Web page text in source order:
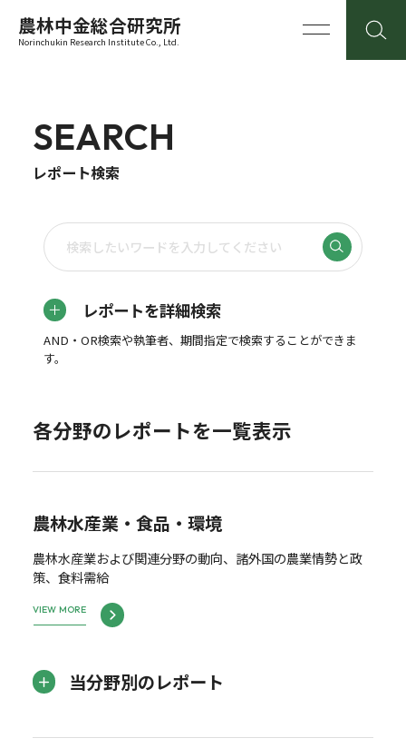
農林中金総合研究所
Norinchukin Research Institute Co., Ltd.
SEARCH
レポート検索
レポートを詳細検索
AND・OR検索や執筆者、期間指定で検索することができま
す。
各分野のレポートを一覧表示
農林水産業・食品・環境
農林水産業および関連分野の動向、諸外国の農業情勢と政
策、食料需給
VIEW MORE
当分野別のレポート